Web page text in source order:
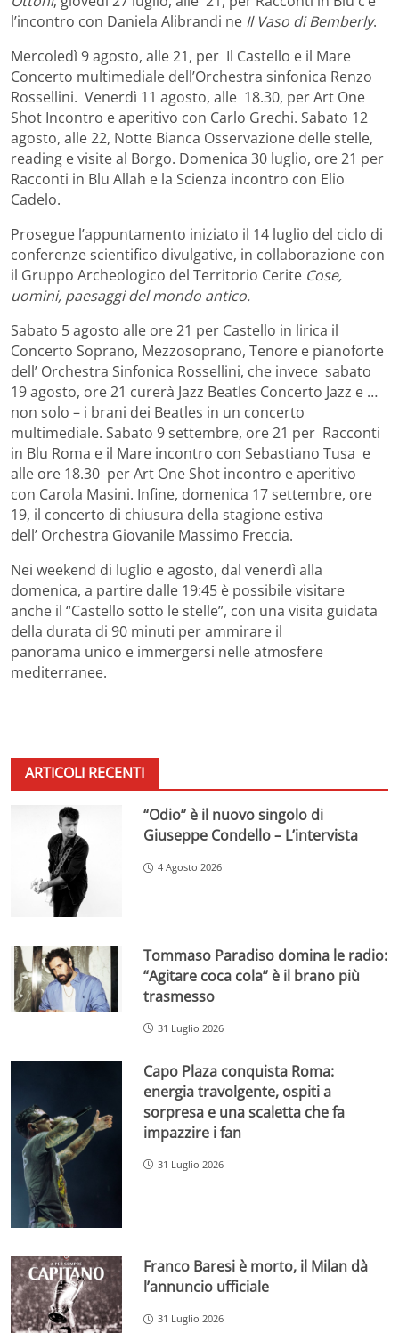
l’incontro con Daniela Alibrandi ne Il Vaso di Bemberly.
Mercoledì 9 agosto, alle 21, per Il Castello e il Mare
Concerto multimediale dell’Orchestra sinfonica Renzo
Rossellini. Venerdì 11 agosto, alle 18.30, per Art One
Shot Incontro e aperitivo con Carlo Grechi. Sabato 12
agosto, alle 22, Notte Bianca Osservazione delle stelle,
reading e visite al Borgo. Domenica 30 luglio, ore 21 per
Racconti in Blu Allah e la Scienza incontro con Elio
Cadelo.
Prosegue l’appuntamento iniziato il 14 luglio del ciclo di
conferenze scientifico divulgative, in collaborazione con
il Gruppo Archeologico del Territorio Cerite Cose,
uomini, paesaggi del mondo antico.
Sabato 5 agosto alle ore 21 per Castello in lirica il
Concerto Soprano, Mezzosoprano, Tenore e pianoforte
dell’ Orchestra Sinfonica Rossellini, che invece sabato
19 agosto, ore 21 curerà Jazz Beatles Concerto Jazz e …
non solo – i brani dei Beatles in un concerto
multimediale. Sabato 9 settembre, ore 21 per Racconti
in Blu Roma e il Mare incontro con Sebastiano Tusa e
alle ore 18.30 per Art One Shot incontro e aperitivo
con Carola Masini. Infine, domenica 17 settembre, ore
19, il concerto di chiusura della stagione estiva
dell’ Orchestra Giovanile Massimo Freccia.
Nei weekend di luglio e agosto, dal venerdì alla
domenica, a partire dalle 19:45 è possibile visitare
anche il “Castello sotto le stelle”, con una visita guidata
della durata di 90 minuti per ammirare il
panorama unico e immergersi nelle atmosfere
mediterranee.
ARTICOLI RECENTI
“Odio” è il nuovo singolo di
Giuseppe Condello – L’intervista
4 Agosto 2026
Tommaso Paradiso domina le radio:
“Agitare coca cola” è il brano più
trasmesso
31 Luglio 2026
Capo Plaza conquista Roma:
energia travolgente, ospiti a
sorpresa e una scaletta che fa
impazzire i fan
31 Luglio 2026
Franco Baresi è morto, il Milan dà
l’annuncio ufficiale
31 Luglio 2026